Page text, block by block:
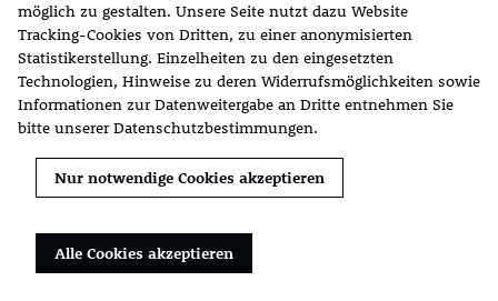
Aktuelles
Kontakt
möglich zu gestalten. Unsere Seite nutzt dazu Website
Tracking-Cookies von Dritten, zu einer anonymisierten
Statistikerstellung. Einzelheiten zu den eingesetzten
Technologien, Hinweise zu deren Widerrufsmöglichkeiten sowie
Informationen zur Datenweitergabe an Dritte entnehmen Sie
bitte unsererDatenschutzbestimmungen.
Nur notwendige Cookies akzeptieren
Alle Cookies akzeptieren